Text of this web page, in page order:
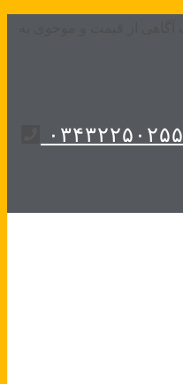
۰۳۴۳۲۲۵۰۲۵۵